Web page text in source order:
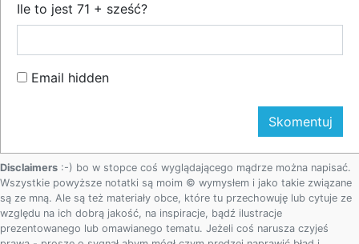
Ile to jest 71 + sześć?
Email hidden
Disclaimers :-) bo w stopce coś wyglądającego mądrze można napisać.
Wszystkie powyższe notatki są moim © wymysłem i jako takie związane
są ze mną. Ale są też materiały obce, które tu przechowuję lub cytuje ze
względu na ich dobrą jakość, na inspiracje, bądź ilustracje
prezentowanego lub omawianego tematu. Jeżeli coś narusza czyjeś